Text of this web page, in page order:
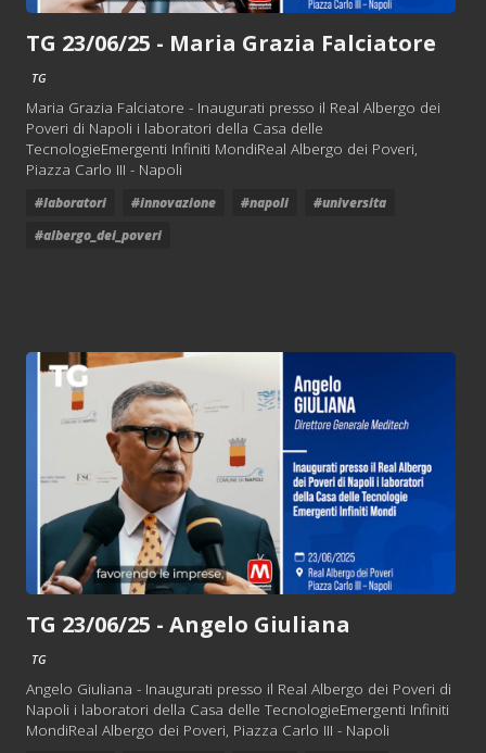
TG 23/06/25 - Maria Grazia Falciatore
TG
Maria Grazia Falciatore - Inaugurati presso il Real Albergo dei
Poveri di Napoli i laboratori della Casa delle
TecnologieEmergenti Infiniti MondiReal Albergo dei Poveri,
Piazza Carlo III - Napoli
#laboratori #innovazione #napoli
#universita
#albergo_dei_poveri
TG 23/06/25 - Angelo Giuliana
TG
Angelo Giuliana - Inaugurati presso il Real Albergo dei Poveri di
Napoli i laboratori della Casa delle TecnologieEmergenti Infiniti
MondiReal Albergo dei Poveri, Piazza Carlo III - Napoli